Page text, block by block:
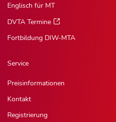
Englisch für MT
DVTA Termine
Fortbildung DIW-MTA
Service
Preisinformationen
Kontakt
Registrierung